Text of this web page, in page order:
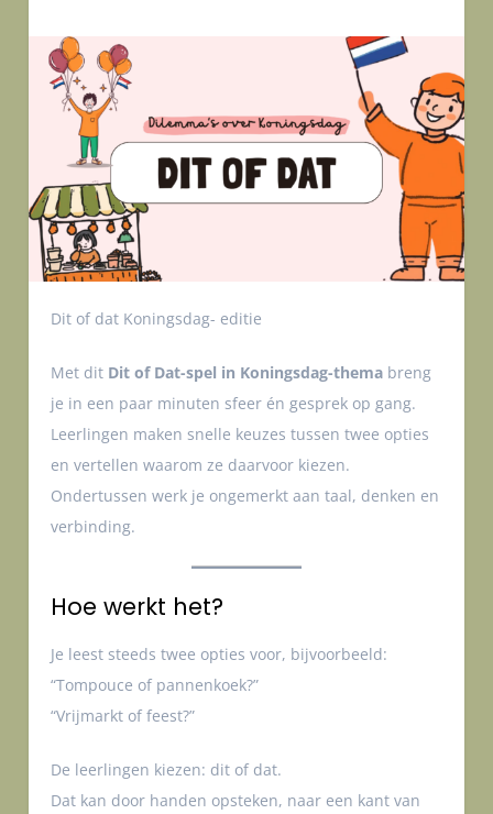
Dit of dat Koningsdag- editie
Met dit Dit of Dat-spel in Koningsdag-thema breng
je in een paar minuten sfeer én gesprek op gang.
Leerlingen maken snelle keuzes tussen twee opties
en vertellen waarom ze daarvoor kiezen.
Ondertussen werk je ongemerkt aan taal, denken en
verbinding.
Hoe werkt het?
Je leest steeds twee opties voor, bijvoorbeeld:
“Tompouce of pannenkoek?”
“Vrijmarkt of feest?”
De leerlingen kiezen: dit of dat.
Dat kan door handen opsteken, naar een kant van